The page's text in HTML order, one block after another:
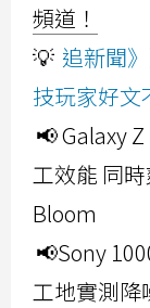
頻道！
💡 追新聞
技玩家好文
📢 Galaxy
工效能 同
Bloom
📢Sony
工地實測降